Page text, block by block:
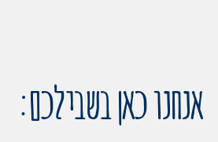
אנחנו כאן בשבילכם: